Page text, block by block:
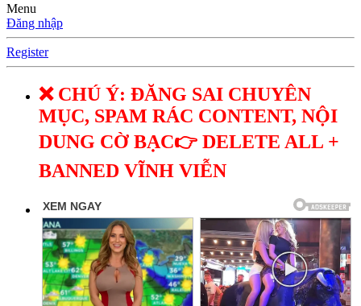
Menu
Đăng nhập
Register
❌ CHÚ Ý: ĐĂNG SAI CHUYÊN
MỤC, SPAM RÁC CONTENT, NỘI
DUNG CỜ BẠC👉 DELETE ALL +
BANNED VĨNH VIỄN